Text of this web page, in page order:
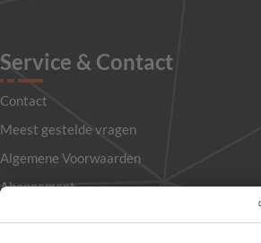
Service & Contact
Contact
Meest gestelde vragen
Algemene Voorwaarden
Abonnement